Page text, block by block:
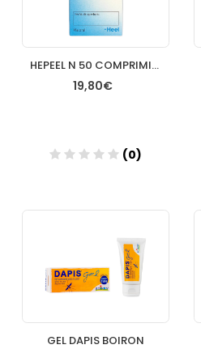
HEPEEL N 50 COMPRIMIDOS HEEL
19,80€
(0)
GEL DAPIS BOIRON